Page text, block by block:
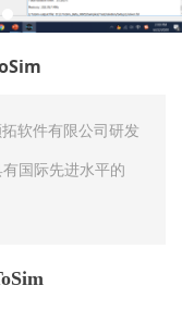
软件有限公司研发
国际先进水平的